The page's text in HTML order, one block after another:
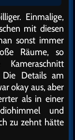
Einmalige,
mit diesen
sonst immer
Räume, so
Details am
okay aus, aber
als in einer
und
zu zehnt hätte